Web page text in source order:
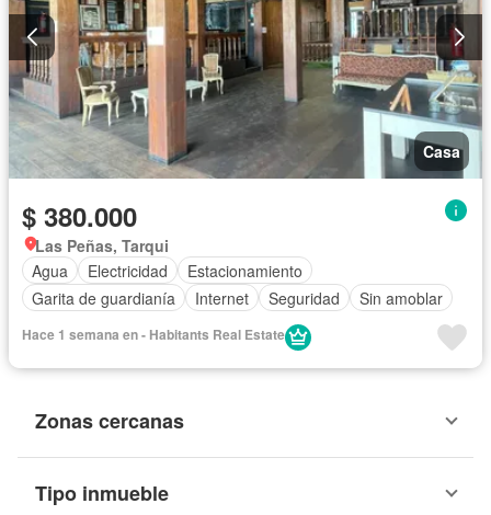
Casa
$ 380.000
Las Peñas, Tarqui
Agua
Electricidad
Estacionamiento
Garita de guardianía
Internet Seguridad Sin amoblar
Hace 1 semana en - Habitants Real Estate
Zonas cercanas
Tipo inmueble